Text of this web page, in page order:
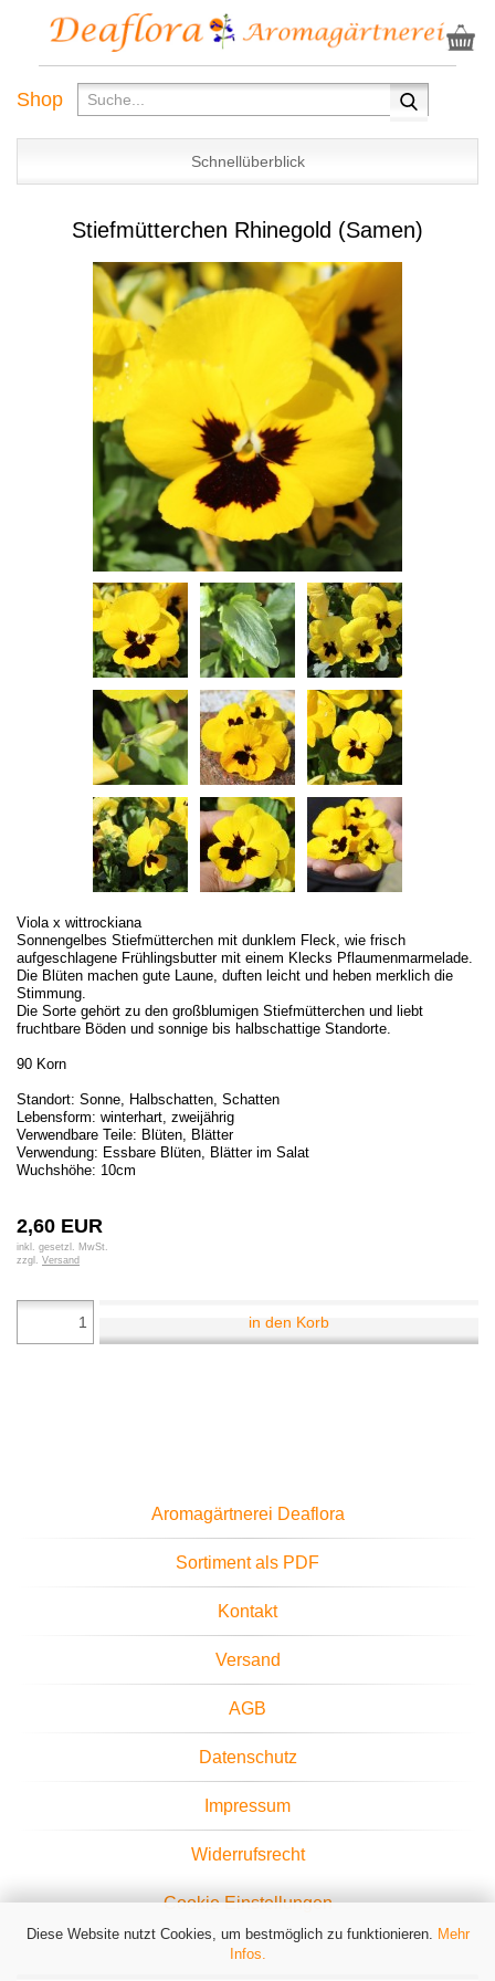
Diese Website nutzt Cookies, um bestmöglich zu funktionieren. Mehr
Infos.
Shop
Schnellüberblick
Stiefmütterchen Rhinegold (Samen)
Viola x wittrockiana
Sonnengelbes Stiefmütterchen mit dunklem Fleck, wie frisch
aufgeschlagene Frühlingsbutter mit einem Klecks Pflaumenmarmelade.
Die Blüten machen gute Laune, duften leicht und heben merklich die
Stimmung.
Die Sorte gehört zu den großblumigen Stiefmütterchen und liebt
fruchtbare Böden und sonnige bis halbschattige Standorte.
90 Korn
Standort: Sonne, Halbschatten, Schatten
Lebensform: winterhart, zweijährig
Verwendbare Teile: Blüten, Blätter
Verwendung: Essbare Blüten, Blätter im Salat
Wuchshöhe: 10cm
2,60 EUR
inkl. gesetzl. MwSt.
zzgl. Versand
in den Korb
Aromagärtnerei Deaflora
Sortiment als PDF
Kontakt
Versand
AGB
Datenschutz
Impressum
Widerrufsrecht
Cookie Einstellungen